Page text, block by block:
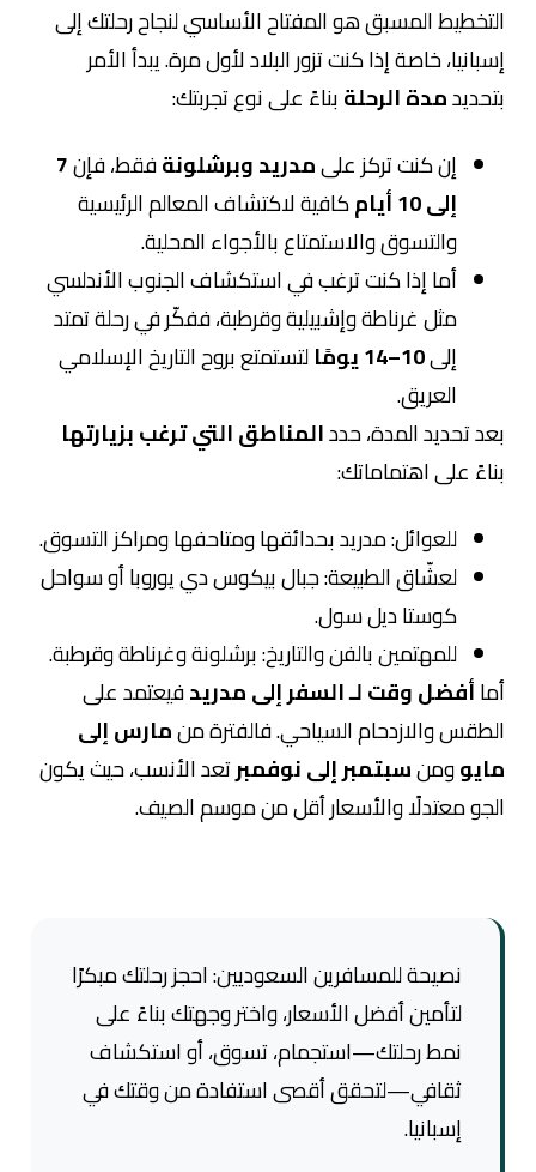
التخطيط المسبق هو المفتاح الأساسي لنجاح رحلتك إلى
إسبانيا، خاصة إذا كنت تزور البلاد لأول مرة. يبدأ الأمر
بتحديدمدة الرحلةبناءً على نوع تجربتك:
إن كنت تركز علىمدريد وبرشلونةفقط، فإن7
إلى 10 أيام
كافية لاكتشاف المعالم الرئيسية
والتسوق والاستمتاع بالأجواء المحلية.
أما إذا كنت ترغب في استكشاف الجنوب الأندلسي
مثل غرناطة وإشبيلية وقرطبة، ففكّر في رحلة تمتد
إلى10–14 يومًا
لتستمتع بروح التاريخ الإسلامي
العريق.
بعد تحديد المدة، حددالمناطق التي ترغب بزيارتها
بناءً على اهتماماتك:
للعوائل: مدريد بحدائقها ومتاحفها ومراكز التسوق.
لعشّاق الطبيعة: جبال بيكوس دي يوروبا أو سواحل
كوستا ديل سول.
للمهتمين بالفن والتاريخ: برشلونة وغرناطة وقرطبة.
أماأفضل وقت لـ السفر إلى مدريدفيعتمد على
الطقس والازدحام السياحي. فالفترة منمارس إلى
مايوومنسبتمبر إلى نوفمبرتعد الأنسب، حيث يكون
الجو معتدلًا والأسعار أقل من موسم الصيف.
نصيحة للمسافرين السعوديين: احجز رحلتك مبكرًا
لتأمين أفضل الأسعار، واختر وجهتك بناءً على
نمط رحلتك—استجمام، تسوق، أو استكشاف
ثقافي—لتحقق أقصى استفادة من وقتك في
إسبانيا.